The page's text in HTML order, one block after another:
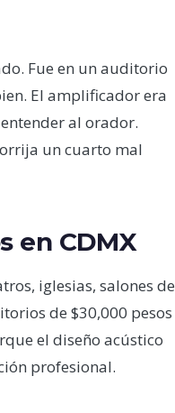
Fue en un auditorio
El amplificador era
al orador.
un cuarto mal
en CDMX
iglesias, salones de
de $30,000 pesos
el diseño acústico
profesional.